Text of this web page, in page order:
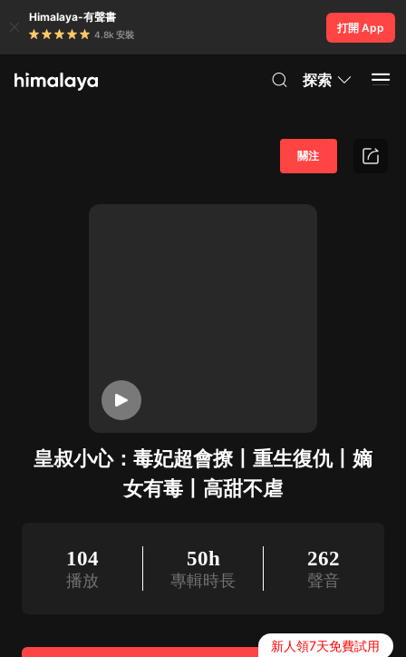
Himalaya-有聲書
4.8k 安裝
打開 App
探索
皇叔小心：毒妃超會撩丨重生復仇丨嫡
女有毒丨高甜不虐
關注
104
播放
50h
專輯時長
262
聲音
新人領7天免費試用